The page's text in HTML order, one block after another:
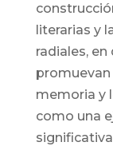
literarias y
radiales,
promuevan
memoria y
como una